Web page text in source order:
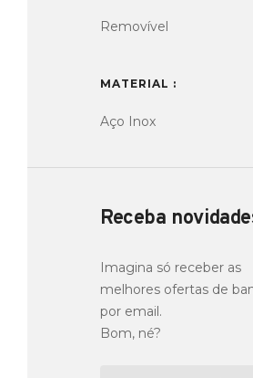
Removível
MATERIAL
Aço Inox
Receba
Imagina só receber as
melhores ofertas de
por email.
Bom, né?